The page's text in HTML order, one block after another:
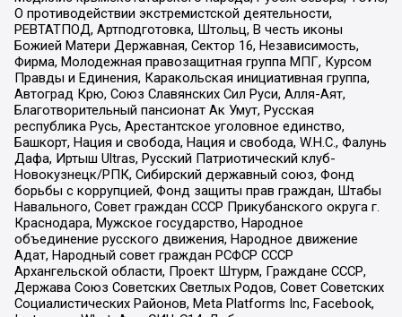
О противодействии экстремистской деятельности,
РЕВТАТПОД, Артподготовка, Штольц, В честь иконы
Божией Матери Державная, Сектор 16, Независимость,
Фирма, Молодежная правозащитная группа МПГ, Курсом
Правды и Единения, Каракольская инициативная группа,
Автоград Крю, Союз Славянских Сил Руси, Алля-Аят,
Благотворительный пансионат Ак Умут, Русская
республика Русь, Арестантское уголовное единство,
Башкорт, Нация и свобода, Нация и свобода, W.H.С., Фалунь
Дафа, Иртыш Ultras, Русский Патриотический клуб-
Новокузнецк/РПК, Сибирский державный союз, Фонд
борьбы с коррупцией, Фонд защиты прав граждан, Штабы
Навального, Совет граждан СССР Прикубанского округа г.
Краснодара, Мужское государство, Народное
объединение русского движения, Народное движение
Адат, Народный совет граждан РСФСР СССР
Архангельской области, Проект Штурм, Граждане СССР,
Держава Союз Советских Светлых Родов, Совет Советских
Социалистических Районов, Meta Platforms Inc, Facebook,